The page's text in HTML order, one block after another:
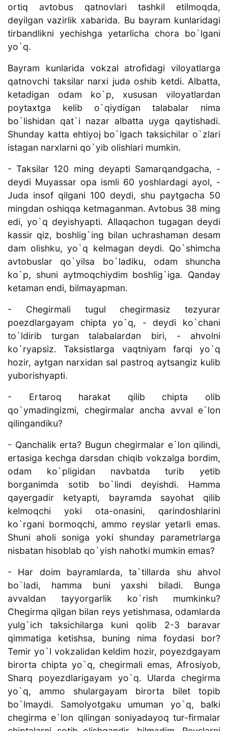
ortiq avtobus qatnovlari tashkil etilmoqda,
deyilgan vazirlik xabarida. Bu bayram kunlaridagi
tirbandlikni yechishga yetarlicha chora bo`lgani
yo`q.
Bayram kunlarida vokzal atrofidagi viloyatlarga
qatnovchi taksilar narxi juda oshib ketdi. Albatta,
ketadigan odam ko`p, xususan viloyatlardan
poytaxtga kelib o`qiydigan talabalar nima
bo`lishidan qat`i nazar albatta uyga qaytishadi.
Shunday katta ehtiyoj bo`lgach taksichilar o`zlari
istagan narxlarni qo`yib olishlari mumkin.
- Taksilar 120 ming deyapti Samarqandgacha, -
deydi Muyassar opa ismli 60 yoshlardagi ayol, -
Juda insof qilgani 100 deydi, shu paytgacha 50
mingdan oshiqqa ketmaganman. Avtobus 38 ming
edi, yo`q deyishyapti. Allaqachon tugagan deydi
kassir qiz, boshlig`ing bilan uchrashaman desam
dam olishku, yo`q kelmagan deydi. Qo`shimcha
avtobuslar qo`yilsa bo`ladiku, odam shuncha
ko`p, shuni aytmoqchiydim boshlig`iga. Qanday
ketaman endi, bilmayapman.
- Chegirmali tugul chegirmasiz tezyurar
poezdlargayam chipta yo`q, - deydi ko`chani
to`ldirib turgan talabalardan biri, - ahvolni
ko`ryapsiz. Taksistlarga vaqtniyam farqi yo`q
hozir, aytgan narxidan sal pastroq aytsangiz kulib
yuborishyapti.
- Ertaroq harakat qilib chipta olib
qo`ymadingizmi, chegirmalar ancha avval e`lon
qilingandiku?
- Qanchalik erta? Bugun chegirmalar e`lon qilindi,
ertasiga kechga darsdan chiqib vokzalga bordim,
odam ko`pligidan navbatda turib yetib
borganimda sotib bo`lindi deyishdi. Hamma
qayergadir ketyapti, bayramda sayohat qilib
kelmoqchi yoki ota-onasini, qarindoshlarini
ko`rgani bormoqchi, ammo reyslar yetarli emas.
Shuni aholi soniga yoki shunday parametrlarga
nisbatan hisoblab qo`yish nahotki mumkin emas?
- Har doim bayramlarda, ta`tillarda shu ahvol
bo`ladi, hamma buni yaxshi biladi. Bunga
avvaldan tayyorgarlik ko`rish mumkinku?
Chegirma qilgan bilan reys yetishmasa, odamlarda
yulg`ich taksichilarga kuni qolib 2-3 baravar
qimmatiga ketishsa, buning nima foydasi bor?
Temir yo`l vokzalidan keldim hozir, poyezdgayam
birorta chipta yo`q, chegirmali emas, Afrosiyob,
Sharq poyezdlarigayam yo`q. Ularda chegirma
yo`q, ammo shulargayam birorta bilet topib
bo`lmaydi. Samolyotgaku umuman yo`q, balki
chegirma e`lon qilingan soniyadayoq tur-firmalar